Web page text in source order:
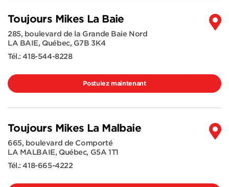
Toujours Mikes La Baie
285, boulevard de la Grande Baie Nord
LA BAIE, Québec, G7B 3K4
Tél.:418-544-8228
Postulez maintenant
Toujours Mikes La Malbaie
665, boulevard de Comporté
LA MALBAIE, Québec, G5A 1T1
Tél.:418-665-4222